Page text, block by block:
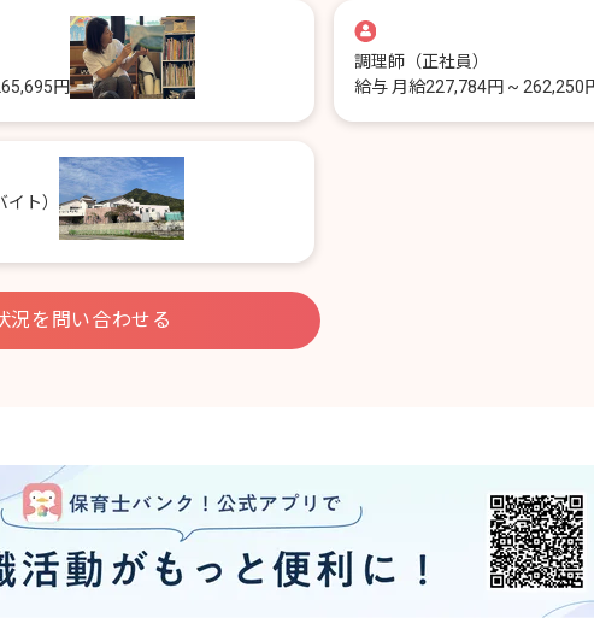
円
調理師 （正社員）
給与 月給227,784円 ~ 262,250
イト）
況を問い合わせる